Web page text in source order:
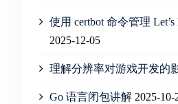
使用 certbot 命令管理
2025-12-05
理解分辨率对游戏开发的
Go 语言闭包讲解 2025-10-